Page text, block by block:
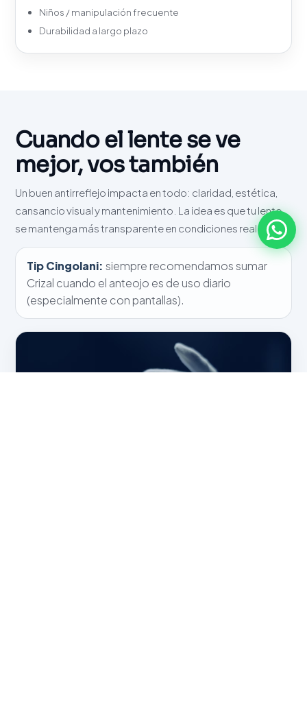
Niños / manipulación frecuente
Durabilidad a largo plazo
Cuando el lente se ve
mejor, vos también
Un buen antirreflejo impacta en todo: claridad, estética,
cansancio visual y mantenimiento. La idea es que tu lente
se mantenga más transparente en condiciones reales.
Tip Cingolani: siempre recomendamos sumar
Crizal cuando el anteojo es de uso diario
(especialmente con pantallas).